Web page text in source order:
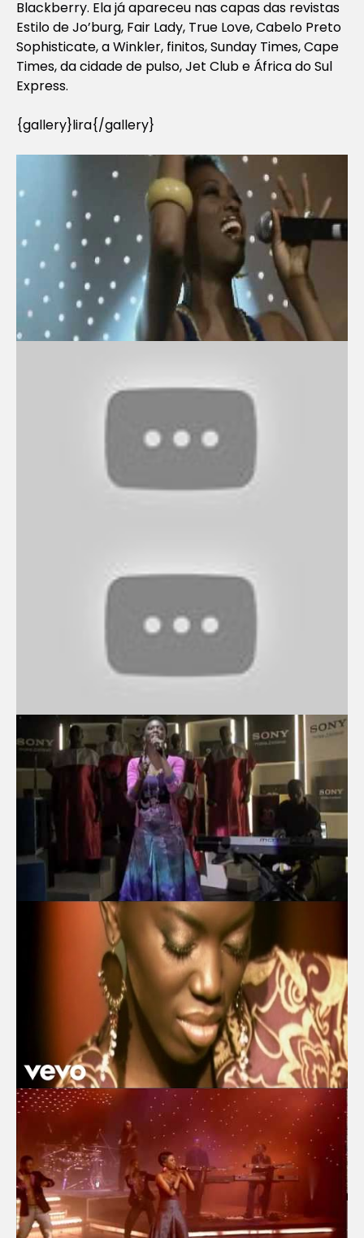
Blackberry. Ela já apareceu nas capas das revistas
Estilo de Jo’burg, Fair Lady, True Love, Cabelo Preto
Sophisticate, a Winkler, finitos, Sunday Times, Cape
Times, da cidade de pulso, Jet Club e África do Sul
Express.
{gallery}lira{/gallery}